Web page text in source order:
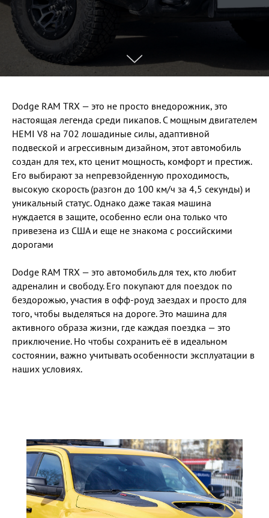
Dodge RAM TRX — это не просто внедорожник, это
настоящая легенда среди пикапов. С мощным двигателем
HEMI V8 на 702 лошадиные силы, адаптивной
подвеской и агрессивным дизайном, этот автомобиль
создан для тех, кто ценит мощность, комфорт и престиж.
Его выбирают за непревзойденную проходимость,
высокую скорость (разгон до 100 км/ч за 4,5 секунды) и
уникальный статус. Однако даже такая машина
нуждается в защите, особенно если она только что
привезена из США и еще не знакома с российскими
дорогами
Dodge RAM TRX — это автомобиль для тех, кто любит
адреналин и свободу. Его покупают для поездок по
бездорожью, участия в офф-роуд заездах и просто для
того, чтобы выделяться на дороге. Это машина для
активного образа жизни, где каждая поездка — это
приключение. Но чтобы сохранить её в идеальном
состоянии, важно учитывать особенности эксплуатации в
наших условиях.